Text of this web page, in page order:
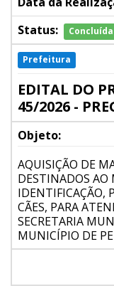
Status:
Concluída
Prefeitura
EDITAL DO
45/2026 -
Objeto:
AQUISIÇÃO DE
DESTINADOS AO
IDENTIFICAÇÃO,
CÃES, PARA
SECRETARIA
MUNICÍPIO DE